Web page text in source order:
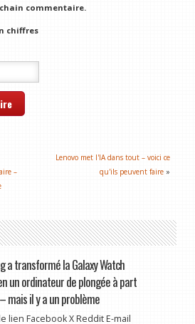
commentaire.
chiffres
–
Lenovo met l'IA dans tout – voici ce
qu'ils peuvent faire »
a transformé la Galaxy Watch
un ordinateur de plongée à part
mais il y a un problème
lien Facebook X Reddit E-mail